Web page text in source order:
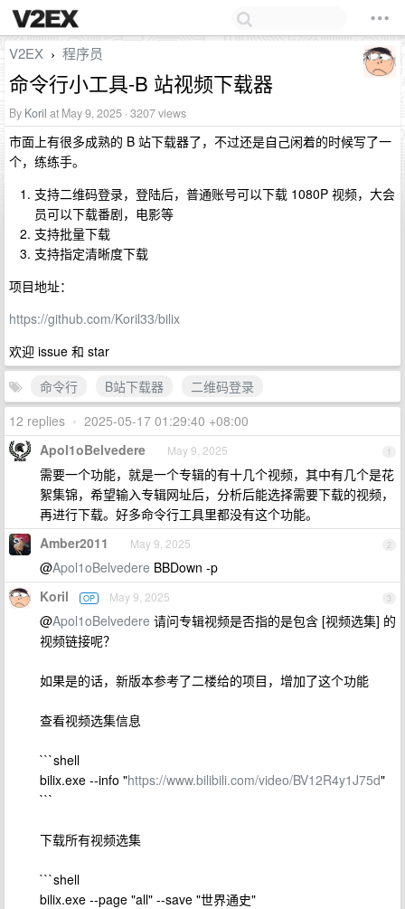
V2EX › 程序员
命令行小工具-B 站视频下载器
By Koril at May 9, 2025 · 3207 views
市面上有很多成熟的 B 站下载器了，不过还是自己闲着的时候写了一
个，练练手。
支持二维码登录，登陆后，普通账号可以下载 1080P 视频，大会
员可以下载番剧，电影等
支持批量下载
支持指定清晰度下载
项目地址：
https://github.com/Koril33/bilix
欢迎 issue 和 star
命令行
B站下载器
二维码登录
12 replies • 2025-05-17 01:29:40 +08:00
1
Apol1oBelvedere May 9, 2025
需要一个功能，就是一个专辑的有十几个视频，其中有几个是花
絮集锦，希望输入专辑网址后，分析后能选择需要下载的视频，
再进行下载。好多命令行工具里都没有这个功能。
2
Amber2011 May 9, 2025
@Apol1oBelvedere BBDown -p
3
Koril OP May 9, 2025
@Apol1oBelvedere 请问专辑视频是否指的是包含 [视频选集] 的
视频链接呢？
如果是的话，新版本参考了二楼给的项目，增加了这个功能
查看视频选集信息
```shell
bilix.exe --info "https://www.bilibili.com/video/BV12R4y1J75d"
```
下载所有视频选集
```shell
bilix.exe --page "all" --save "世界通史"